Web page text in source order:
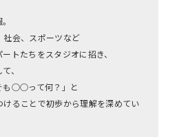
社会、スポーツなど
トたちをスタジオに招き、
、
も○○って何？」と
ることで初歩から理解を深めてい